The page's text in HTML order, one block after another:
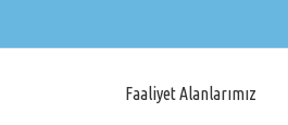
Faaliyet Alanlarımız